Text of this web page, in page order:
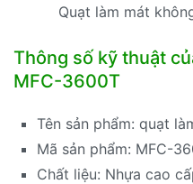
Quạt làm mát
Thông số kỹ thuật
MFC-3600T
Tên sản phẩm: quạt
Mã sản phẩm: MFC-
Chất liệu: Nhựa cao